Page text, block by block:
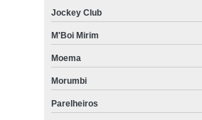
Jockey Club
M'Boi Mirim
Moema
Morumbi
Parelheiros